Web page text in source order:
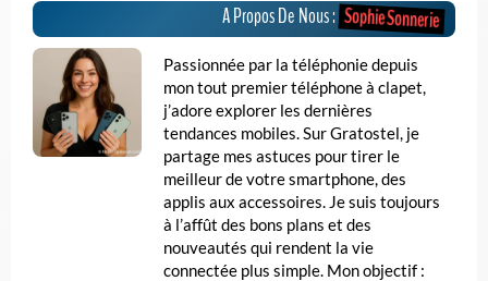
A Propos De Nous :Sophie Sonnerie
Passionnée par la téléphonie depuis
mon tout premier téléphone à clapet,
j’adore explorer les dernières
tendances mobiles. Sur Gratostel, je
partage mes astuces pour tirer le
meilleur de votre smartphone, des
applis aux accessoires. Je suis toujours
à l’affût des bons plans et des
nouveautés qui rendent la vie
connectée plus simple. Mon objectif :